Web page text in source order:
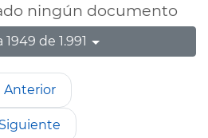
ningún documento
1949 de 1.991
Anterior
Siguiente